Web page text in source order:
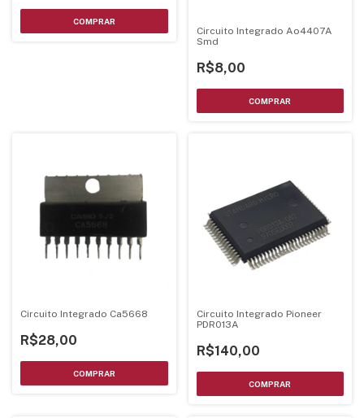
Circuito Integrado Ao4407A
Smd
R$8,00
Circuito Integrado Ca5668
R$28,00
Circuito Integrado Pioneer
PDR013A
R$140,00